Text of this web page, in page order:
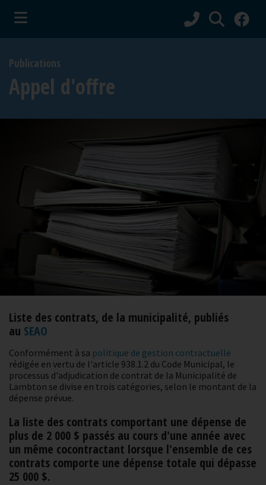
(Culture et tourisme )
Publications
Appel d'offre
Liste des contrats, de la municipalité, publiés
au SEAO
Conformément à sa politique de gestion contractuelle
rédigée en vertu de l'article 938.1.2 du Code Municipal, le
processus d'adjudication de contrat de la Municipalité de
Lambton se divise en trois catégories, selon le montant de la
dépense prévue.
La liste des contrats comportant une dépense de
plus de 2 000 $ passés au cours d'une année avec
un même cocontractant lorsque l'ensemble de ces
contrats comporte une dépense totale qui dépasse
25 000 $.